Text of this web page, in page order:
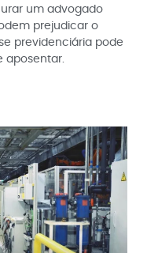
um advogado
prejudicar o
previdenciária pode
aposentar.